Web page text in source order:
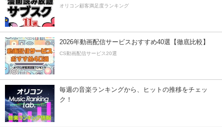
オリコン顧客満足度ランキング
2026年動画配信サービスおすすめ40選【徹底比較】
CS動画配信サービス20選
毎週の音楽ランキングから、ヒットの推移をチェッ
ク！